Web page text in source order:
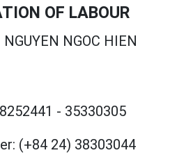
OF LABOUR
NGUYEN NGOC HIEN
- 35330305
(+84 24) 38303044